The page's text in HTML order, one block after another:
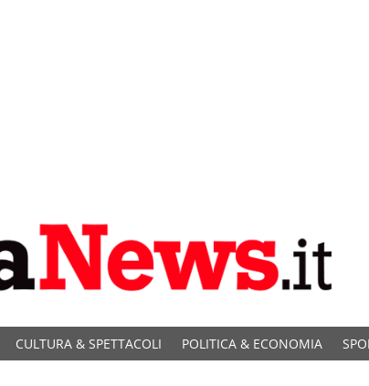
CULTURA & SPETTACOLI POLITICA & ECONOMIA